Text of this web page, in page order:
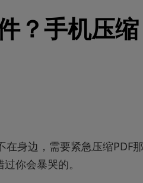
？手机压缩
身边，需要紧急压缩PDF
你会暴哭的。